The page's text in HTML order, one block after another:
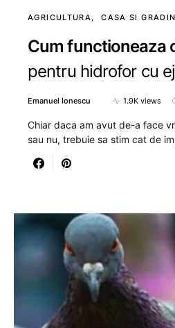
AGRICULTURA CASA SI
Cum functioneaza
pentru hidrofor cu
Emanuel Ionescu 1.9K views
Chiar daca am avut de-a face
sau nu, trebuie sa stim cat de